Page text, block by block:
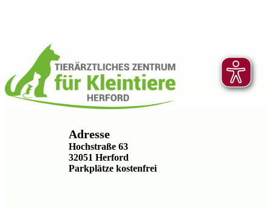
Adresse
Hochstraße 63
32051 Herford
Parkplätze kostenfrei